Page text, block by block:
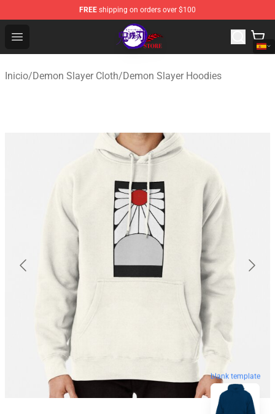
FREE shipping on orders over $100
Open menu
Kimetsu no Yaiba Store - Official Kimetsu no Yaiba
Inicio/Demon Slayer Cloth/Demon Slayer Hoodies
blank template